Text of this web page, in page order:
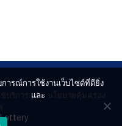
Lottery
ารณ์การใช้งานเว็บไซต์ที่ดียิ่ง
บริการ และ นโยบายคุ้มครอง